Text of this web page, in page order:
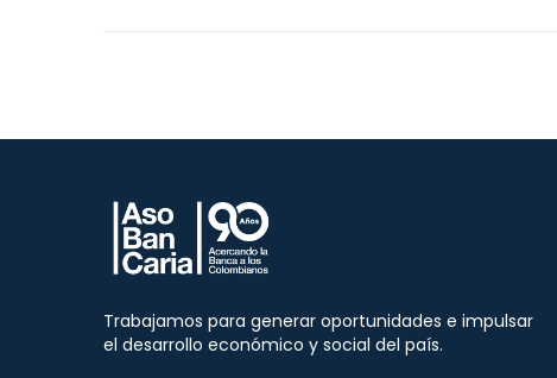
Trabajamos para generar oportunidades e impulsar
el desarrollo económico y social del país.